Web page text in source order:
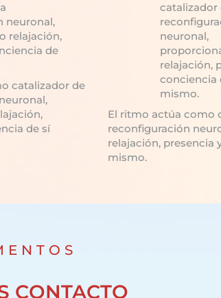
neuronal,
relajación,
de
catalizador de
de sí
catalizador
neuronal,
relajación,
conciencia
mismo.
El ritmo actúa como
reconfiguración
relajación, presencia
mismo.
CONTACTO